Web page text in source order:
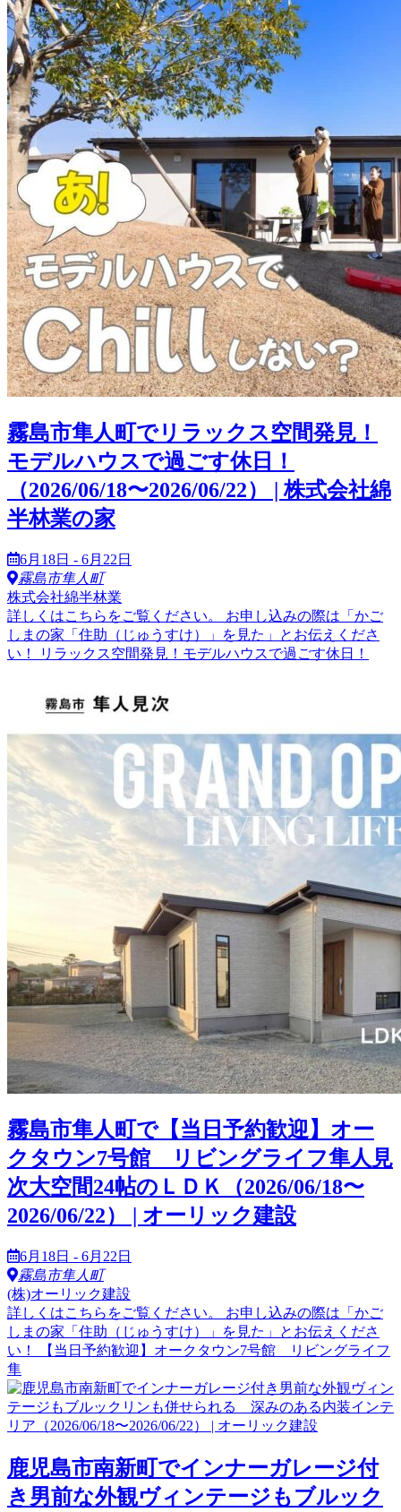
霧島市隼人町でリラックス空間発見！
モデルハウスで過ごす休日！
（2026/06/18〜2026/06/22） | 株式会社綿
半林業の家
6月18日 - 6月22日
霧島市隼人町
株式会社綿半林業
詳しくはこちらをご覧ください。 お申し込みの際は「かご
しまの家「住助（じゅうすけ）」を見た」とお伝えくださ
い！ リラックス空間発見！モデルハウスで過ごす休日！
霧島市隼人町で【当日予約歓迎】オー
クタウン7号館 リビングライフ隼人見
次大空間24帖のＬＤＫ（2026/06/18〜
2026/06/22） | オーリック建設
6月18日 - 6月22日
霧島市隼人町
(株)オーリック建設
詳しくはこちらをご覧ください。 お申し込みの際は「かご
しまの家「住助（じゅうすけ）」を見た」とお伝えくださ
い！ 【当日予約歓迎】オークタウン7号館 リビングライフ
隼
鹿児島市南新町でインナーガレージ付
き男前な外観ヴィンテージもブルック